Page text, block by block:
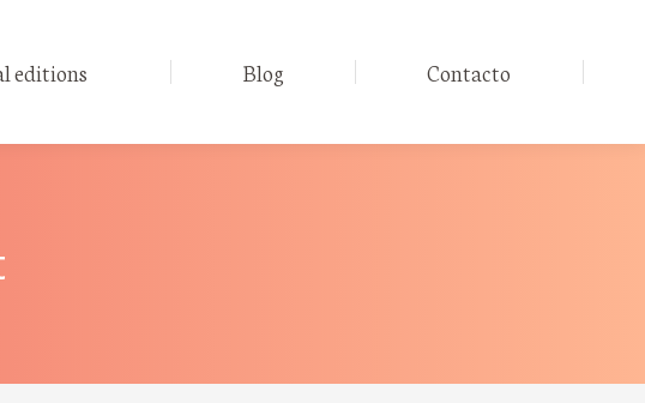
editions Blog Contacto